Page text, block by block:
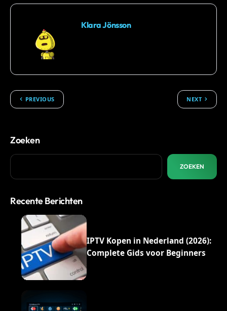
Klara Jönsson
PREVIOUS NEXT
Zoeken
ZOEKEN
Recente Berichten
IPTV Kopen in Nederland (2026):
Complete Gids voor Beginners